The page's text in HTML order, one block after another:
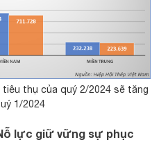
thụ của quý 2/2024 sẽ tăng
1/2024
lực giữ vững sự phục